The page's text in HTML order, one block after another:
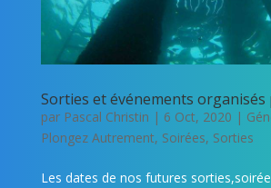
Sorties et événements organisés
par Pascal Christin | 6 Oct, 2020 |
Plongez Autrement, Soirées, Sorties
Les dates de nos futures